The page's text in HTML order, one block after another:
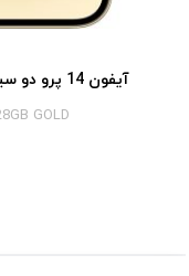
آیفون 14 پرو دو سیم کارت ظرفیت 128 گیگابایت طلایی
GOLD